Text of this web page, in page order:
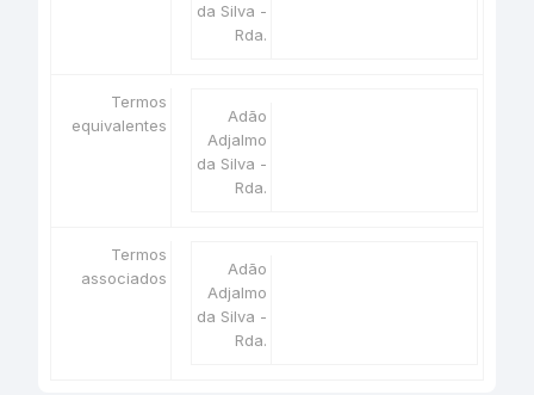
da Silva -
Rda.
Termos
equivalentes
Adão
Adjalmo
da Silva -
Rda.
Termos
associados
Adão
Adjalmo
da Silva -
Rda.